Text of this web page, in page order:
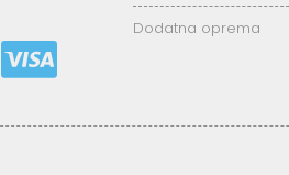
Dodatna oprema